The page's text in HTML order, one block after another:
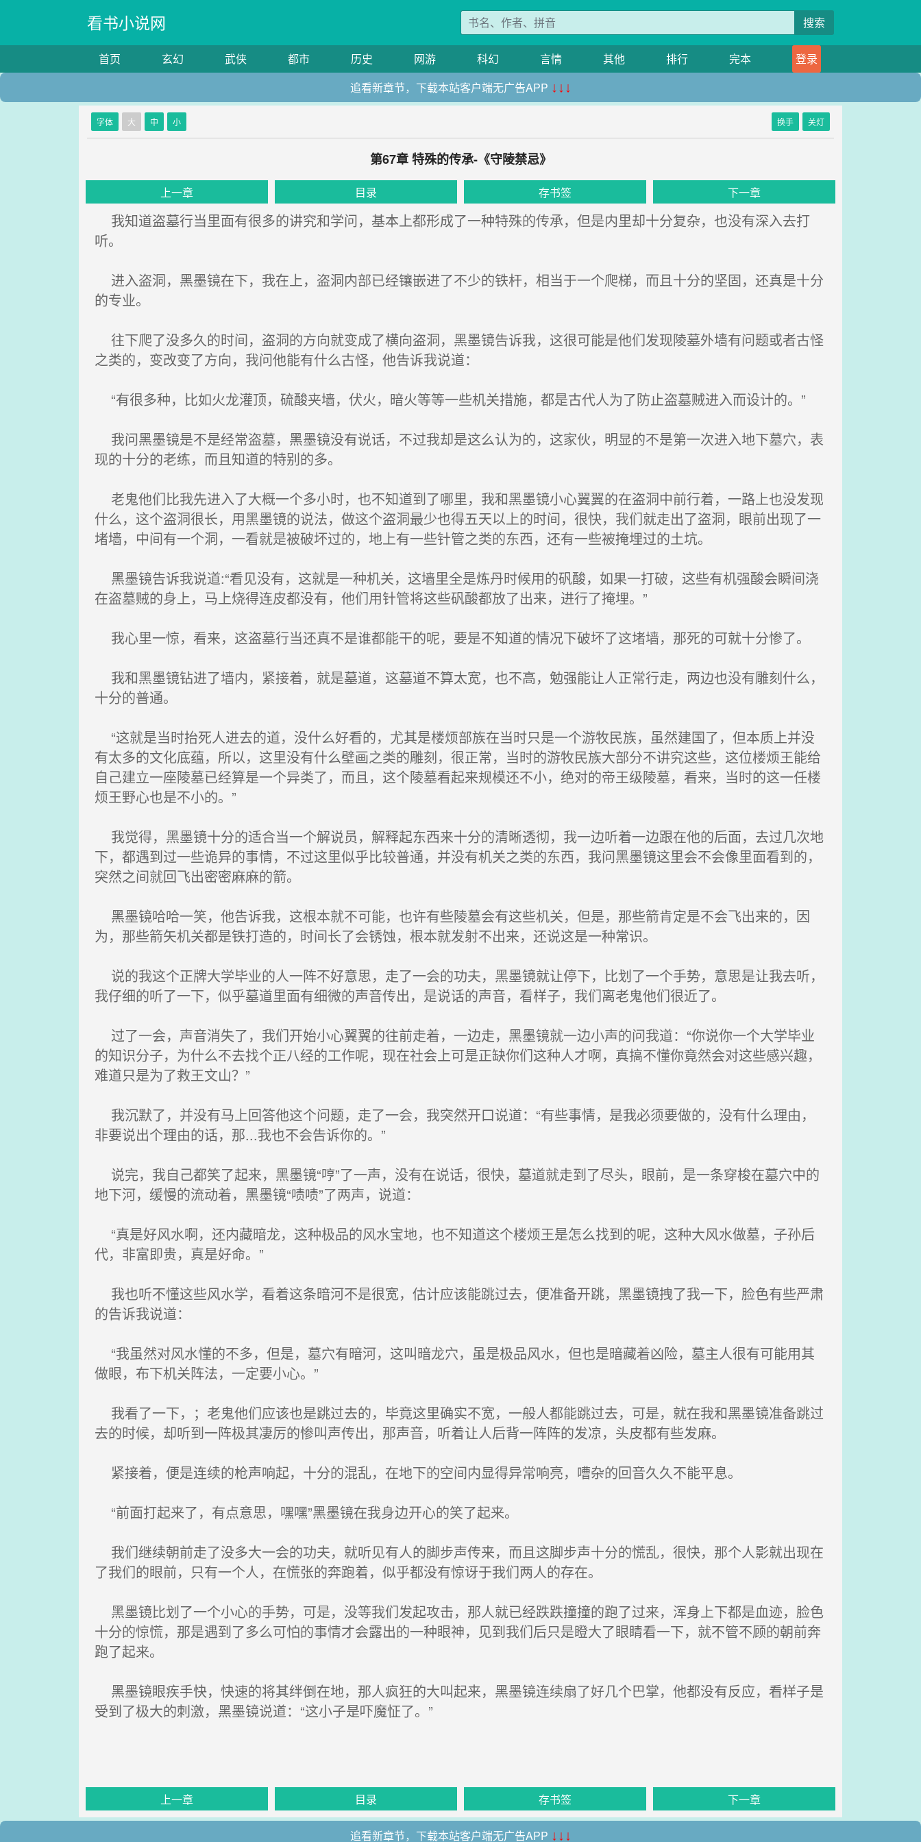
看书小说网 搜索
首页 玄幻 武侠 都市 历史 网游 科幻 言情 其他 排行 完本
登录
追看新章节，下载本站客户端无广告APP ↓↓↓
字体 大 中 小 换手 关灯
第67章 特殊的传承-《守陵禁忌》
上一章 目录 存书签 下一章
我知道盗墓行当里面有很多的讲究和学问，基本上都形成了一种特殊的传承，但是内里却十分复杂，也没有深入去打
听。
进入盗洞，黑墨镜在下，我在上，盗洞内部已经镶嵌进了不少的铁杆，相当于一个爬梯，而且十分的坚固，还真是十分
的专业。
往下爬了没多久的时间，盗洞的方向就变成了横向盗洞，黑墨镜告诉我，这很可能是他们发现陵墓外墙有问题或者古怪
之类的，变改变了方向，我问他能有什么古怪，他告诉我说道：
“有很多种，比如火龙灌顶，硫酸夹墙，伏火，暗火等等一些机关措施，都是古代人为了防止盗墓贼进入而设计的。”
我问黑墨镜是不是经常盗墓，黑墨镜没有说话，不过我却是这么认为的，这家伙，明显的不是第一次进入地下墓穴，表
现的十分的老练，而且知道的特别的多。
老鬼他们比我先进入了大概一个多小时，也不知道到了哪里，我和黑墨镜小心翼翼的在盗洞中前行着，一路上也没发现
什么，这个盗洞很长，用黑墨镜的说法，做这个盗洞最少也得五天以上的时间，很快，我们就走出了盗洞，眼前出现了一
堵墙，中间有一个洞，一看就是被破坏过的，地上有一些针管之类的东西，还有一些被掩埋过的土坑。
黑墨镜告诉我说道:“看见没有，这就是一种机关，这墙里全是炼丹时候用的矾酸，如果一打破，这些有机强酸会瞬间浇
在盗墓贼的身上，马上烧得连皮都没有，他们用针管将这些矾酸都放了出来，进行了掩埋。”
我心里一惊，看来，这盗墓行当还真不是谁都能干的呢，要是不知道的情况下破坏了这堵墙，那死的可就十分惨了。
我和黑墨镜钻进了墙内，紧接着，就是墓道，这墓道不算太宽，也不高，勉强能让人正常行走，两边也没有雕刻什么，
十分的普通。
“这就是当时抬死人进去的道，没什么好看的，尤其是楼烦部族在当时只是一个游牧民族，虽然建国了，但本质上并没
有太多的文化底蕴，所以，这里没有什么壁画之类的雕刻，很正常，当时的游牧民族大部分不讲究这些，这位楼烦王能给
自己建立一座陵墓已经算是一个异类了，而且，这个陵墓看起来规模还不小，绝对的帝王级陵墓，看来，当时的这一任楼
烦王野心也是不小的。”
我觉得，黑墨镜十分的适合当一个解说员，解释起东西来十分的清晰透彻，我一边听着一边跟在他的后面，去过几次地
下，都遇到过一些诡异的事情，不过这里似乎比较普通，并没有机关之类的东西，我问黑墨镜这里会不会像里面看到的，
突然之间就回飞出密密麻麻的箭。
黑墨镜哈哈一笑，他告诉我，这根本就不可能，也许有些陵墓会有这些机关，但是，那些箭肯定是不会飞出来的，因
为，那些箭矢机关都是铁打造的，时间长了会锈蚀，根本就发射不出来，还说这是一种常识。
说的我这个正牌大学毕业的人一阵不好意思，走了一会的功夫，黑墨镜就让停下，比划了一个手势，意思是让我去听，
我仔细的听了一下，似乎墓道里面有细微的声音传出，是说话的声音，看样子，我们离老鬼他们很近了。
过了一会，声音消失了，我们开始小心翼翼的往前走着，一边走，黑墨镜就一边小声的问我道：“你说你一个大学毕业
的知识分子，为什么不去找个正八经的工作呢，现在社会上可是正缺你们这种人才啊，真搞不懂你竟然会对这些感兴趣，
难道只是为了救王文山？”
我沉默了，并没有马上回答他这个问题，走了一会，我突然开口说道：“有些事情，是我必须要做的，没有什么理由，
非要说出个理由的话，那...我也不会告诉你的。”
说完，我自己都笑了起来，黑墨镜“哼”了一声，没有在说话，很快，墓道就走到了尽头，眼前，是一条穿梭在墓穴中的
地下河，缓慢的流动着，黑墨镜“啧啧”了两声，说道：
“真是好风水啊，还内藏暗龙，这种极品的风水宝地，也不知道这个楼烦王是怎么找到的呢，这种大风水做墓，子孙后
代，非富即贵，真是好命。”
我也听不懂这些风水学，看着这条暗河不是很宽，估计应该能跳过去，便准备开跳，黑墨镜拽了我一下，脸色有些严肃
的告诉我说道：
“我虽然对风水懂的不多，但是，墓穴有暗河，这叫暗龙穴，虽是极品风水，但也是暗藏着凶险，墓主人很有可能用其
做眼，布下机关阵法，一定要小心。”
我看了一下，；老鬼他们应该也是跳过去的，毕竟这里确实不宽，一般人都能跳过去，可是，就在我和黑墨镜准备跳过
去的时候，却听到一阵极其凄厉的惨叫声传出，那声音，听着让人后背一阵阵的发凉，头皮都有些发麻。
紧接着，便是连续的枪声响起，十分的混乱，在地下的空间内显得异常响亮，嘈杂的回音久久不能平息。
“前面打起来了，有点意思，嘿嘿”黑墨镜在我身边开心的笑了起来。
我们继续朝前走了没多大一会的功夫，就听见有人的脚步声传来，而且这脚步声十分的慌乱，很快，那个人影就出现在
了我们的眼前，只有一个人，在慌张的奔跑着，似乎都没有惊讶于我们两人的存在。
黑墨镜比划了一个小心的手势，可是，没等我们发起攻击，那人就已经跌跌撞撞的跑了过来，浑身上下都是血迹，脸色
十分的惊慌，那是遇到了多么可怕的事情才会露出的一种眼神，见到我们后只是瞪大了眼睛看一下，就不管不顾的朝前奔
跑了起来。
黑墨镜眼疾手快，快速的将其绊倒在地，那人疯狂的大叫起来，黑墨镜连续扇了好几个巴掌，他都没有反应，看样子是
受到了极大的刺激，黑墨镜说道：“这小子是吓魔怔了。”
上一章 目录 存书签 下一章
追看新章节，下载本站客户端无广告APP ↓↓↓